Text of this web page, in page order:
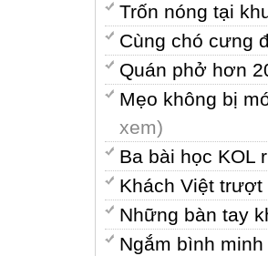
Trốn nóng tại
Cùng chó cưng
Quán phở hơn
Mẹo không bị
xem)
Ba bài học KOL
Khách Việt
Những bàn tay
Ngắm bình